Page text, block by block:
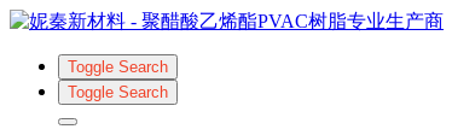
Toggle Search
Toggle Search